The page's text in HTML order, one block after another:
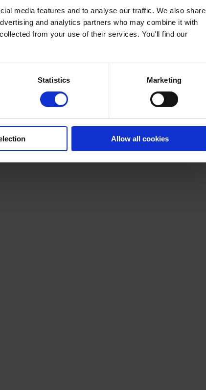
media features and to analyse our traffic. We also share
and analytics partners who may combine it with
from your use of their services. You'll find our
Statistics Marketing
Allow all cookies